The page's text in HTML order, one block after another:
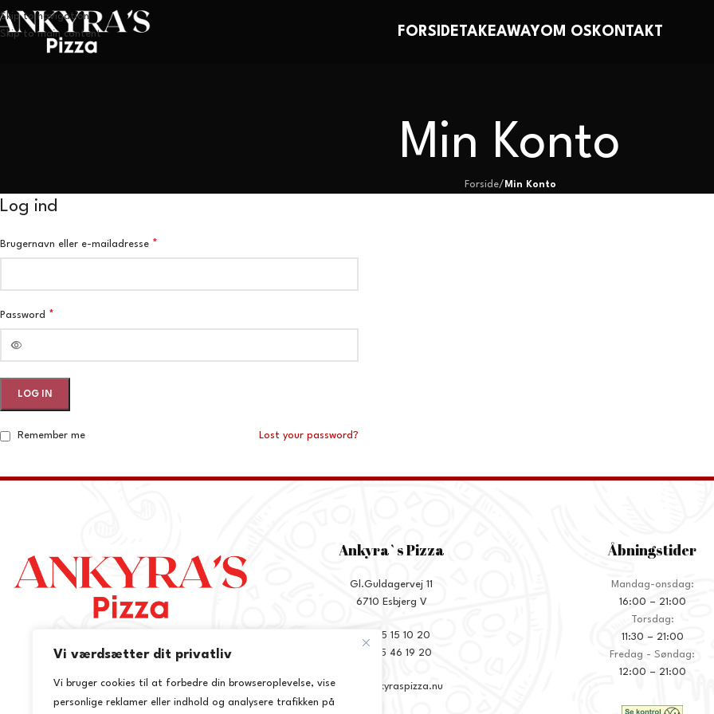
Vi værdsætter dit privatliv
Vi bruger cookies til at forbedre din browseroplevelse, vise
personlige reklamer eller indhold og analysere trafikken på
Skip to navigation
Skip to main content
FORSIDETAKEAWAYOM OS KONTAKT
Min Konto
Forside/ Min Konto
Log ind
Brugernavn eller e-mailadresse *
Password *
LOG IN
Lost your password?
Remember me
Ankyra`s Pizza
Gl.Guldagervej 11
6710 Esbjerg V
+45 75 15 10 20
+45 75 46 19 20
info@ankyraspizza.nu
Åbningstider
Mandag-onsdag:
16:00 – 21:00
Torsdag:
11:30 – 21:00
Fredag - Søndag:
12:00 – 21:00